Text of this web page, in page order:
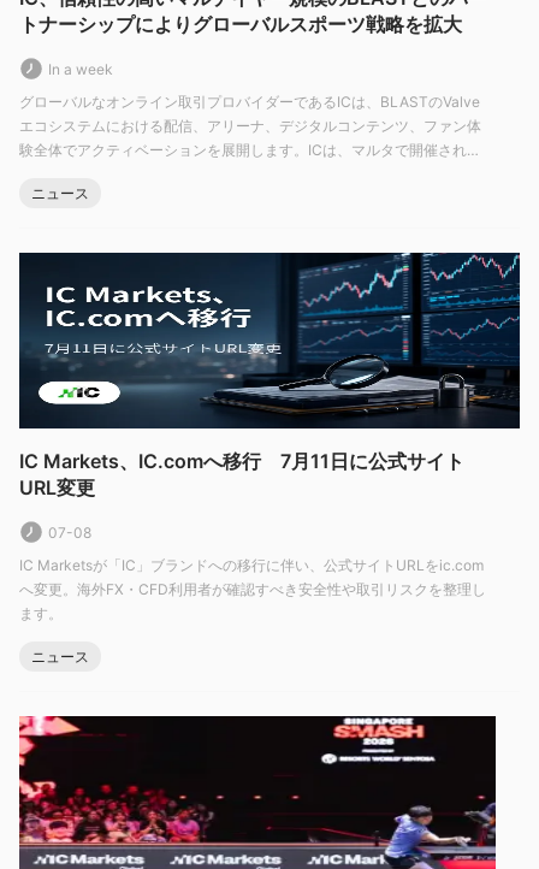
IC Markets GlobalはRaw Trading Ltdによって運営され、セイシ
ェル金融サービス局（FSA）によって発行されたデリバティブ取
引ライセンス（No. SD018）を保有しています。これにより、先
物、金融デリバティブ、証券、債券、オプション、およびその他
の金融商品の取引が認可されています。
の商品、2,100以上の株式、25のインデックス、9つの債券、21
の暗号資産（仮想通貨）、および4つの先物が含まれます。これ
により、トレーダーは投資ポートフォリオを多様化し、複数の市
場と資産にアクセスする機会を得ることができます。
最低入金額
最低入金額200ドル
開設するためのものです。業界では、多くの確立された証券会社
が頻繁に見られます。対照的に、AvatradeやAixonlyなどの特定
の大手プレイヤーは、それぞれ100ドルと0ドルの最低入金額を義
務付けています。したがって、IC Marketsの最低入金額は「中
間」にあるようです。
ここがIC Marketsのグローバル最低入金額とAvatrade、
アカウントタイプ/手数料
IC Markets Globalは、いくつかのアカ
ウントタイプを提供しています。
Raw Pro+, Raw Pro, Raw スプ
レッド, および cTrader アカウント
スプレッドは 0.0 ピップスす
べてのアカウントにわたって。
ロースプレッド口座必要とする
最低入金なしおよび料金サイドごとにロットごとに3.5ドル、一
トナーシップによりグローバルスポーツ戦略を拡大
In a week
グローバルなオンライン取引プロバイダーであるICは、BLASTのValve
エコシステムにおける配信、アリーナ、デジタルコンテンツ、ファン体
験全体でアクティベーションを展開します。ICは、マルタで開催される
入を果たします。対戦型エンターテインメント企業であるBLASTは、IC
ニュース
IC Markets、IC.comへ移行 7月11日に公式サイト
URL変更
07-08
IC Marketsが「IC」ブランドへの移行に伴い、公式サイトURLをic.com
へ変更。海外FX・CFD利用者が確認すべき安全性や取引リスクを整理し
ます。
ニュース